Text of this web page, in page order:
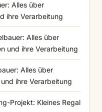
Alles über
ihre Verarbeitung
Alles über
und ihre Verarbeitung
Alles über
ihre Verarbeitung
Projekt: Kleines Regal